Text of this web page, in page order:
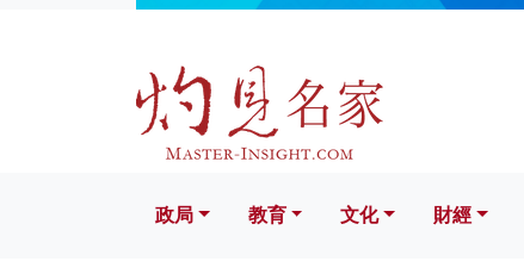
政局 教育 文化 財經